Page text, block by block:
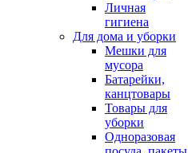
Личная
гигиена
Для дома и уборки
Мешки для
мусора
Батарейки,
канцтовары
Товары для
уборки
Одноразовая